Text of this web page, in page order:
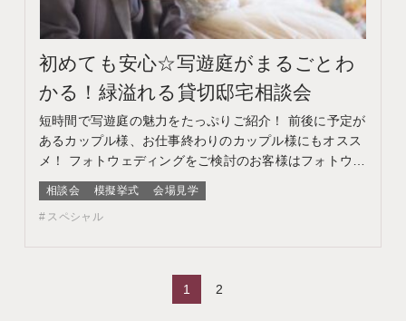
初めても安心☆写遊庭がまるごとわ
かる！緑溢れる貸切邸宅相談会
短時間で写遊庭の魅力をたっぷりご紹介！ 前後に予定が
あるカップル様、お仕事終わりのカップル様にもオスス
メ！ フォトウェディングをご検討のお客様はフォトウェ
ディング相談会よりご予約ください このフェアに含まれ
るコンテンツ フェア特典 特典内容 WEBサイトよりフェ
ア予約をしていただき、ご来館いただいた方限定でエン
相談会 模擬挙式 会場見学
スペシャル
1 2